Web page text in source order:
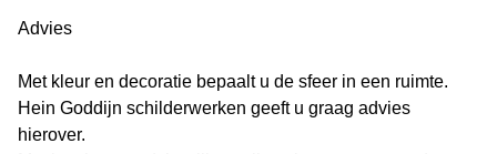
Advies
Met kleur en decoratie bepaalt u de sfeer in een ruimte.
Hein Goddijn schilderwerken geeft u graag advies
hierover.